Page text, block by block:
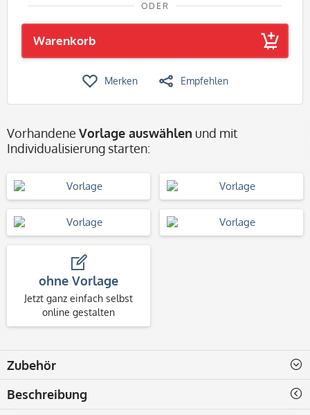
ODER
Warenkorb
Merken Empfehlen
Vorhandene Vorlage auswählen und mit
Individualisierung starten:
ohne Vorlage
Jetzt ganz einfach selbst
online gestalten
Zubehör
Beschreibung